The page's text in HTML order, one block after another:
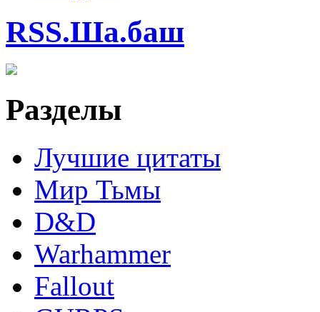
RSS.Ша.баш
Разделы
Лучшие цитаты
Мир Тьмы
D&D
Warhammer
Fallout